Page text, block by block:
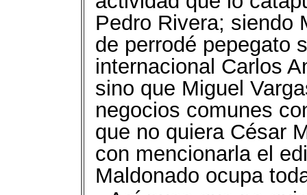
Pedro Rivera; siendo
de perrodé pepegato
internacional Carlos
sino que Miguel
negocios comunes
que no quiera César
con mencionarla el
Maldonado ocupa